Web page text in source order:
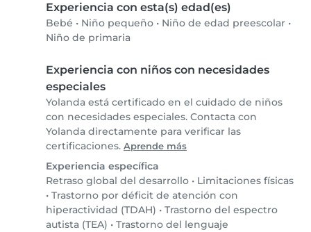
Experiencia con esta(s) edad(es)
Bebé • Niño pequeño • Niño de edad preescolar •
Niño de primaria
Experiencia con niños con necesidades
especiales
Yolanda está certificado en el cuidado de niños
con necesidades especiales. Contacta con
Yolanda directamente para verificar las
certificaciones. Aprende más
Experiencia específica
Retraso global del desarrollo • Limitaciones físicas
• Trastorno por déficit de atención con
hiperactividad (TDAH) • Trastorno del espectro
autista (TEA) • Trastorno del lenguaje